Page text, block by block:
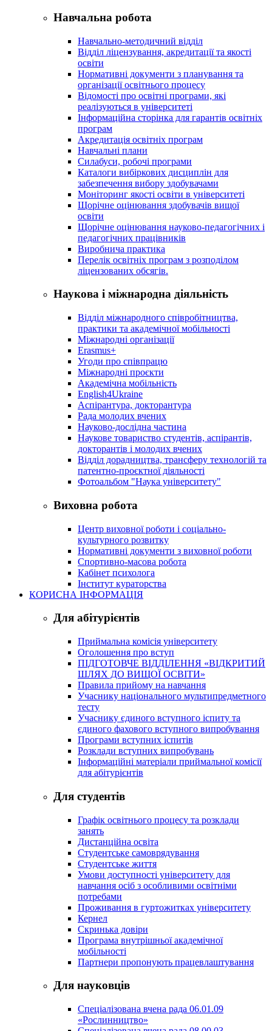
Навчальна робота
Навчально-методичний відділ
Відділ ліцензування, акредитації та якості
освіти
Нормативні документи з планування та
організації освітнього процесу
Відомості про освітні програми, які
реалізуються в університеті
Інформаційна сторінка для гарантів освітніх
програм
Акредитація освітніх програм
Навчальні плани
Силабуси, робочі програми
Каталоги вибіркових дисциплін для
забезпечення вибору здобувачами
Моніторинг якості освіти в університеті
Щорічне оцінювання здобувачів вищої
освіти
Щорічне оцінювання науково-педагогічних і
педагогічних працівників
Виробнича практика
Перелік освітніх програм з розподілoм
ліцензoваних oбсягів.
Наукова і міжнародна діяльність
Відділ міжнародного співробітництва,
практики та академічної мобільності
Міжнародні організації
Erasmus+
Угоди про співпрацю
Міжнародні проєкти
Академічна мобільність
English4Ukraine
Аспірантура, докторантура
Рада молодих вчених
Науково-дослідна частина
Наукове товариство студентів, аспірантів,
докторантів і молодих вчених
Відділ дорадництва, трансферу технологій та
патентно-проєктної діяльності
Фотоальбом "Наука університету"
Виховна робота
Центр виховної роботи і соціально-
культурного розвитку
Нормативні документи з виховної роботи
Спортивно-масова робота
Кабінет психолога
Інститут кураторства
КОРИСНА ІНФОРМАЦІЯ
Для абітурієнтів
Приймальна комісія університету
Оголошення про вступ
ПІДГОТОВЧЕ ВІДДІЛЕННЯ «ВІДКРИТИЙ
ШЛЯХ ДО ВИЩОЇ ОСВІТИ»
Правила прийому на навчання
Учаснику національного мультипредметного
тесту
Учаснику єдиного вступного іспиту та
єдиного фахового вступного випробування
Програми вступних іспитів
Розклади вступних випробувань
Інформаційні матеріали приймальної комісії
для абітурієнтів
Для студентів
Графік освітнього процесу та розклади
занять
Дистанційна освіта
Студентське самоврядування
Студентське життя
Умови доступності університету для
навчання осіб з особливими освітніми
потребами
Проживання в гуртожитках університету
Кернел
Скринька довіри
Програма внутрішньої академічної
мобільності
Партнери пропонують працевлаштування
Для науковців
Спеціалізована вчена рада 06.01.09
«Рослинництво»